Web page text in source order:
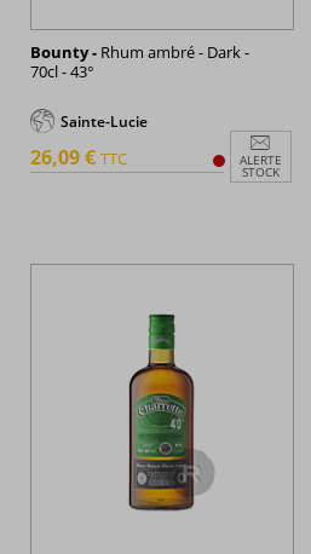
Bounty - Rhum ambré - Dark -
70cl - 43°
Sainte-Lucie
ALERTE
STOCK
26,09 € TTC